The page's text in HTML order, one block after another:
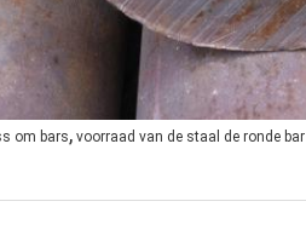
om bars, voorraad van de staal de ronde bar